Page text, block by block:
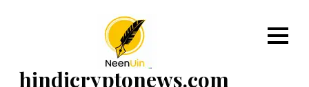
hindicryptonews.com